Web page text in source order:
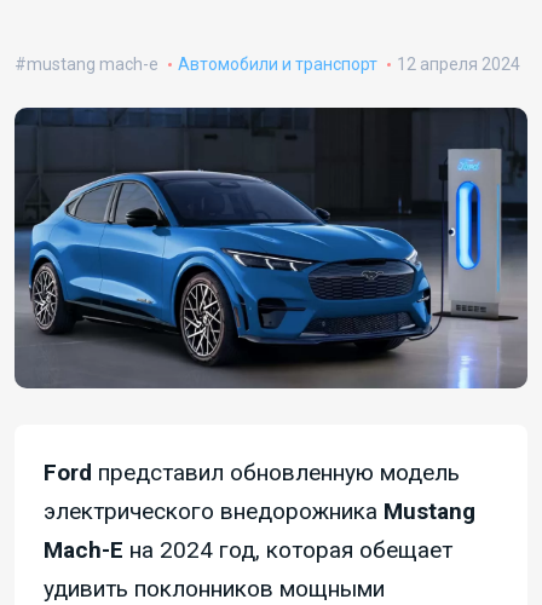
mustang mach-e Автомобили и транспорт 12 апреля 2024
Ford представил обновленную модель
электрического внедорожника Mustang
Mach-E на 2024 год, которая обещает
удивить поклонников мощными